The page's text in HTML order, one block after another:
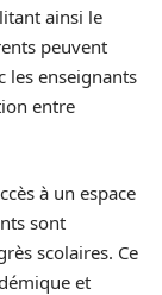
ainsi le
peuvent
les enseignants
entre
à un espace
sont
scolaires. Ce
et